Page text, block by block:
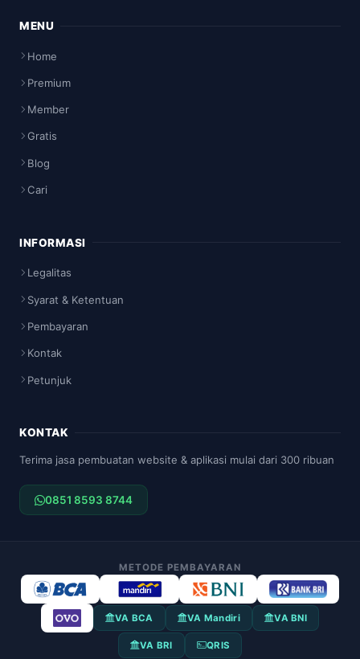
MENU
Home
Premium
Member
Gratis
Blog
Cari
INFORMASI
Legalitas
Syarat & Ketentuan
Pembayaran
Kontak
Petunjuk
KONTAK
Terima jasa pembuatan website & aplikasi mulai dari 300 ribuan
0851 8593 8744
METODE PEMBAYARAN
VA BCA VA Mandiri VA BNI
VA BRI QRIS